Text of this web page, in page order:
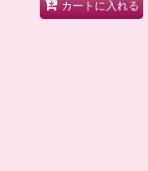
カートに入れる